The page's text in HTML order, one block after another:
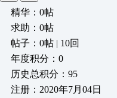
精华：0帖
求助：0帖
帖子：0帖 | 10回
年度积分：0
历史总积分：95
注册：2020年7月04日